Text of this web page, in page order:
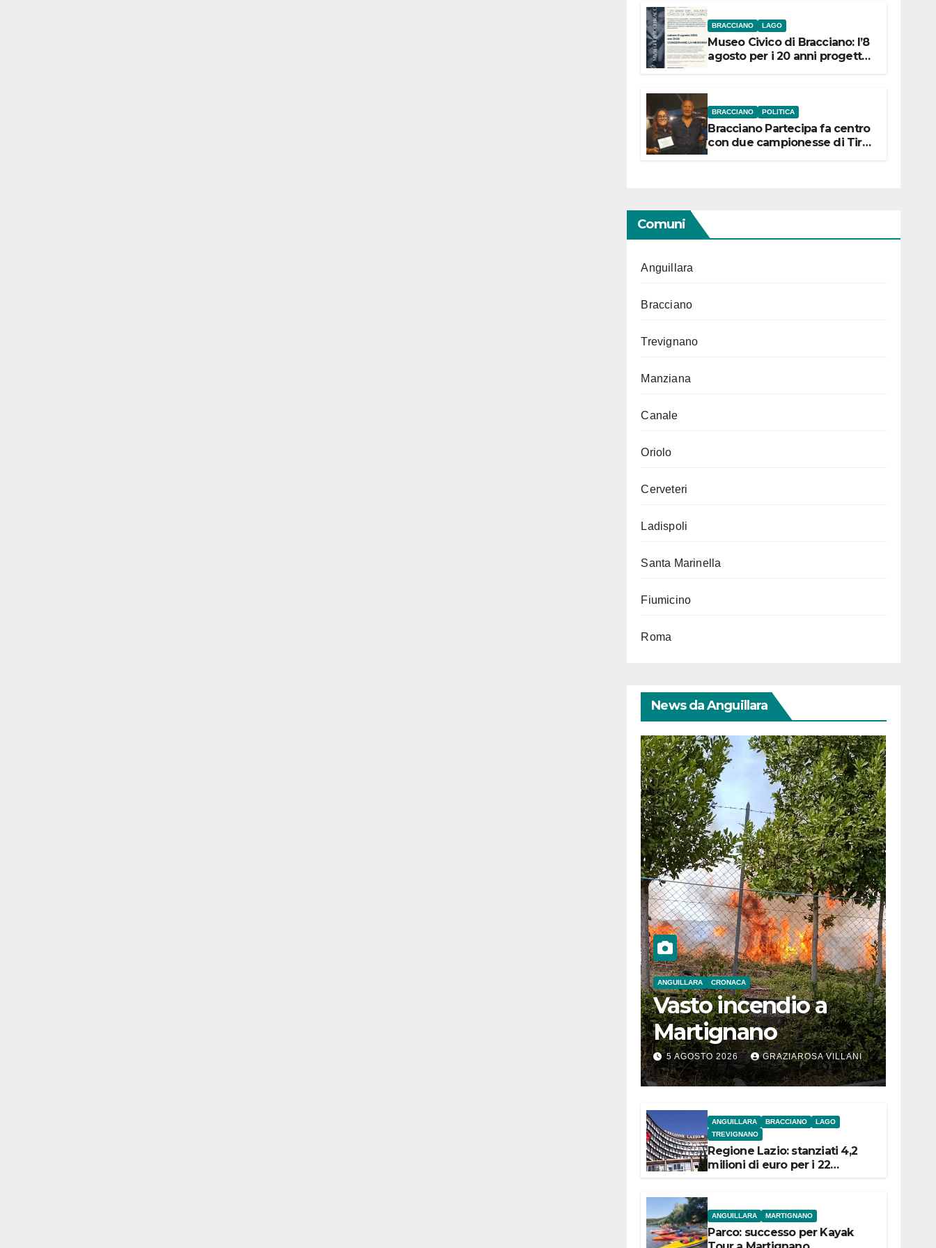
BRACCIANO LAGO
Museo Civico di Bracciano: l’8
agosto per i 20 anni progetto
BRACCIANO POLITICA
Bracciano Partecipa fa centro
con due campionesse di Tiro
Comuni
Anguillara
Bracciano
Trevignano
Manziana
Canale
Oriolo
Cerveteri
Ladispoli
Santa Marinella
Fiumicino
Roma
News da Anguillara
ANGUILLARA CRONACA
Vasto incendio a
Martignano
5 AGOSTO 2026 GRAZIAROSA VILLANI
ANGUILLARA BRACCIANO
LAGO
TREVIGNANO
Regione Lazio: stanziati 4,2
milioni di euro per i 22
ANGUILLARA MARTIGNANO
Parco: successo per Kayak